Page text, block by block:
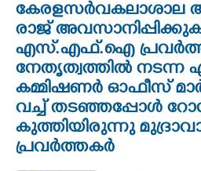
OPINION
PHOTOS
LIFESTYLE
കേരളസർവകലാശാല
രാജ് അവസാനിപ്പിക്കുക
എസ്.എഫ്.ഐ
നേതൃത്വത്തിൽ നടന്ന
കമ്മിഷണർ ഓഫീസ്
വച്ച് തടഞ്ഞപ്പോൾ
കുത്തിയിരുന്നു
പ്രവർത്തകർ